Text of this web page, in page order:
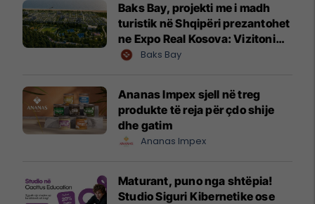
Baks Bay, projekti me i madh
turistik në Shqipëri prezantohet
ne Expo Real Kosova: Vizitoni
shtandin dhe zbuloni
Baks Bay
Ananas Impex sjell në treg
produkte të reja për çdo shije
dhe gatim
Ananas Impex
Maturant, puno nga shtëpia!
Studio Siguri Kibernetike ose